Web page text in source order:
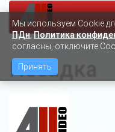
Посадка
Мы используем Сookie
ПДн,Политика
согласны, отключите
Принять